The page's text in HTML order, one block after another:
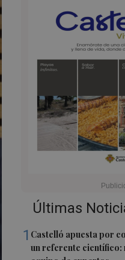
Últimas
1 Castelló apuesta por
un referente